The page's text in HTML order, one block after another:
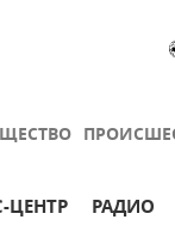
ЦЕНТР РАДИО